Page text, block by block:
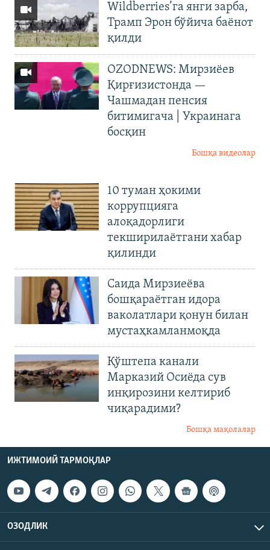
Wildberries’га янги зарба,
Трамп Эрон бўйича баёнот
қилди
OZODNEWS: Мирзиёев
Қирғизистонда —
Чашмадан пенсия
битимигача | Украинага
босқин
Бошқа видеолар
10 туман ҳокими
коррупцияга
алоқадорлиги
текширилаётгани хабар
қилинди
Саида Мирзиеёва
бошқараётган идора
ваколатлари қонун билан
мустаҳкамланмоқда
Қўштепа канали
Марказий Осиёда сув
инқирозини келтириб
чиқарадими?
Бошқа мақолалар
ИЖТИМОИЙ ТАРМОҚЛАР
ОЗОДЛИК